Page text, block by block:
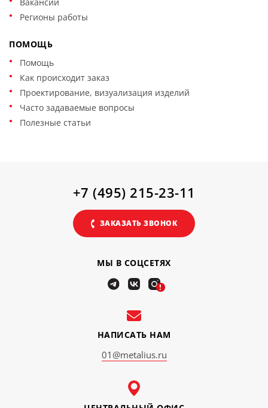
Регионы работы
ПОМОЩЬ
Помощь
Как происходит заказ
Проектирование, визуализация изделий
Часто задаваемые вопросы
Полезные статьи
НАПИСАТЬ НАМ
01@metalius.ru
МЫ В СОЦСЕТЯХ
!
+7 (495) 215-23-11
ЗАКАЗАТЬ ЗВОНОК